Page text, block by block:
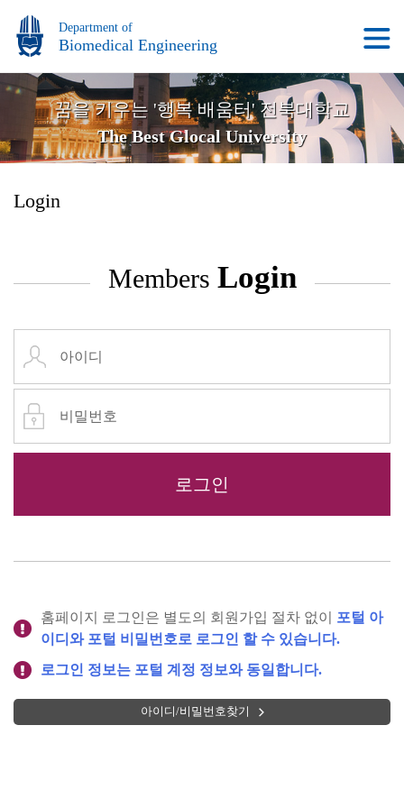
Department of
Biomedical Engineering
꿈을 키우는 '행복 배움터' 전북대학교
The Best Glocal University
Login
Members Login
홈페이지 로그인은 별도의 회원가입 절차 없이
포털 아
이디와 포털 비밀번호로 로그인 할 수 있습니다.
로그인 정보는 포털 계정 정보와 동일합니다.
아이디/비밀번호찾기